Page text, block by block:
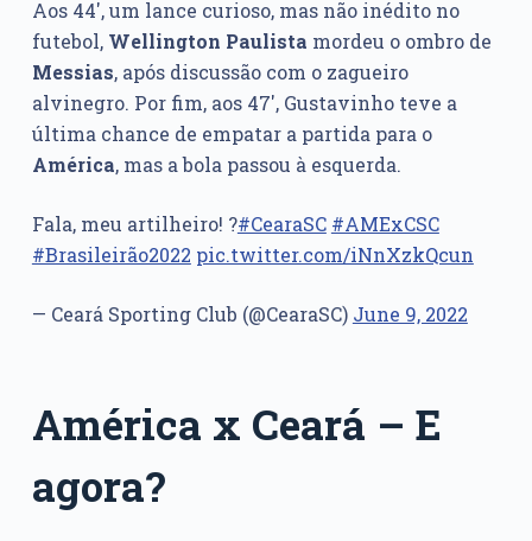
Aos 44′, um lance curioso, mas não inédito no
futebol, Wellington Paulista mordeu o ombro de
Messias, após discussão com o zagueiro
alvinegro. Por fim, aos 47′, Gustavinho teve a
última chance de empatar a partida para o
América, mas a bola passou à esquerda.
Fala, meu artilheiro! ?#CearaSC #AMExCSC
#Brasileirão2022 pic.twitter.com/iNnXzkQcun
— Ceará Sporting Club (@CearaSC) June 9, 2022
América x Ceará – E
agora?